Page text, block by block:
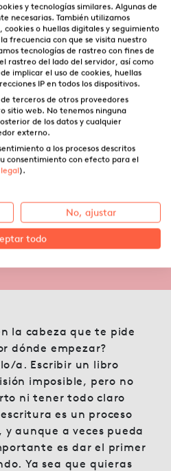
un libro
la cabeza que te pide
dónde empezar?
a. Escribir un libro
imposible, pero no
ni tener todo claro
es un proceso
aunque a veces pueda
es dar el primer
Ya sea que quieras
y tecnologías similares. Algunas de
necesarias. También utilizamos
cookies o huellas digitales y seguimiento
frecuencia con que se visita nuestro
tecnologías de rastreo con fines de
rastreo del lado del servidor, así como
implicar el uso de cookies, huellas
IP en todos los dispositivos.
terceros de otros proveedores
sitio web. No tenemos ninguna
de los datos y cualquier
externo.
a los procesos descritos
consentimiento con efecto para el
).
No, ajustar
todo